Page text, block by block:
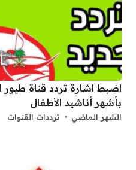
بأشهر أناشيد الأطفال
الشهر الماضي ترددات القنوات